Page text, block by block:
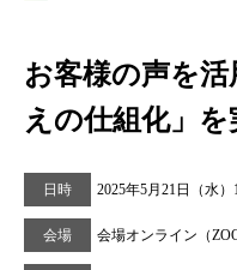
お客様の声を活
えの仕組化」
日時 2025年5月21日（水）
会場 会場オンライン（